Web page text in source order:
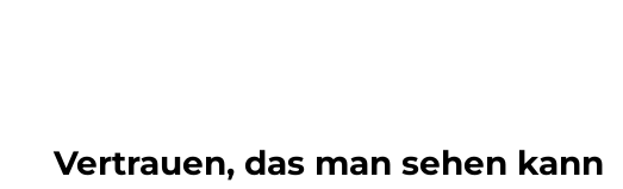
Vertrauen, das man sehen kann